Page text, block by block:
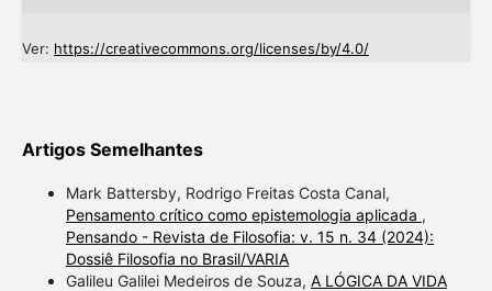
Ver: https://creativecommons.org/licenses/by/4.0/
Artigos Semelhantes
Mark Battersby, Rodrigo Freitas Costa Canal,
Pensamento crítico como epistemologia aplicada ,
Pensando - Revista de Filosofia: v. 15 n. 34 (2024):
Dossiê Filosofia no Brasil/VARIA
Galileu Galilei Medeiros de Souza, A LÓGICA DA VIDA